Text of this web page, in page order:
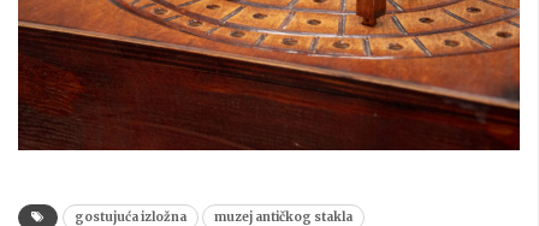
gostujuća izložna muzej antičkog stakla